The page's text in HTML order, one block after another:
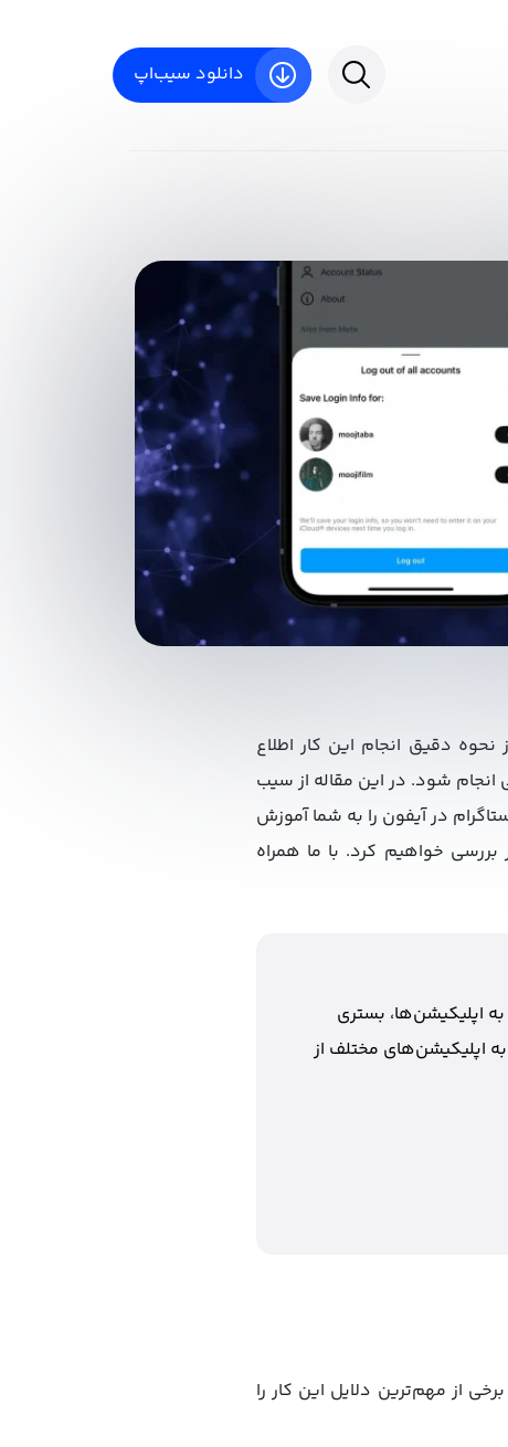
دانلود سیب‌اپ
نحوه دقیق انجام این کار اطلاع
انجام شود. در این مقاله از سیب
در آیفون را به شما آموزش
خواهیم کرد. با ما همراه
اپلیکیشن‌ها، بستری
اپلیکیشن‌های مختلف از
از مهم‌ترین دلایل این کار را